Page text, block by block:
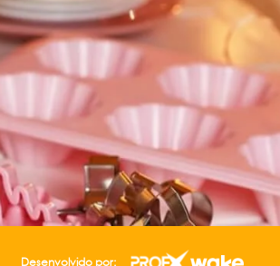
Desenvolvido por: